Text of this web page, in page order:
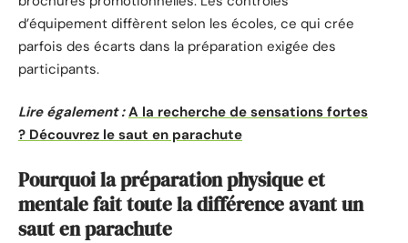
d’équipement diffèrent selon les écoles, ce qui crée
parfois des écarts dans la préparation exigée des
participants.
Lire également : A la recherche de sensations fortes
? Découvrez le saut en parachute
Pourquoi la préparation physique et
mentale fait toute la différence avant un
saut en parachute